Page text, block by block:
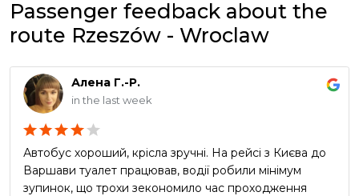
Passenger feedback about the
route Rzeszów - Wroclaw
Алена Г.-Р.
in the last week
Автобус хороший, крісла зручні. На рейсі з Києва до
Варшави туалет працював, водії робили мінімум
зупинок, що трохи зекономило час проходження